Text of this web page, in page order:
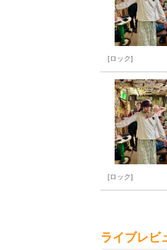
ロック
ロック
ライブレビ